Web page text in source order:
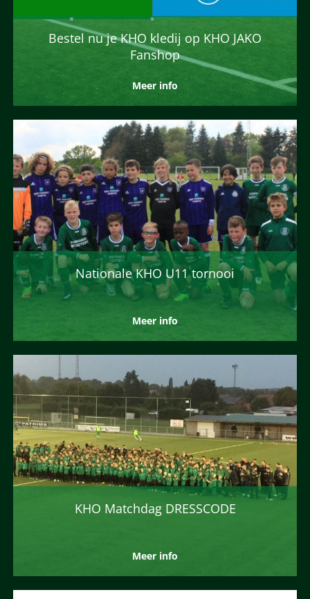
Bestel nu je KHO kledij op KHO JAKO
Fanshop
Meer info
Nationale KHO U11 tornooi
Meer info
KHO Matchdag DRESSCODE
Meer info